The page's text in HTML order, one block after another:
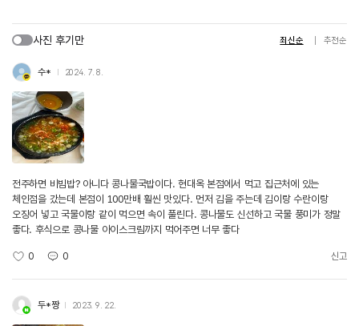
사진 후기만 최신순 추천순
수* 2024. 7. 8.
전주하면 비빔밥? 아니다 콩나물국밥이다. 현대옥 본점에서 먹고 집근처에 있는
체인점을 갔는데 본점이 100만배 훨씬 맛있다. 먼저 김을 주는데 김이랑 수란이랑
오징어 넣고 국물이랑 같이 먹으면 속이 풀린다. 콩나물도 신선하고 국물 풍미가 정말
좋다. 후식으로 콩나물 아이스크림까지 먹어주면 너무 좋다
0 0 신고
두*짱 2023. 9. 22.